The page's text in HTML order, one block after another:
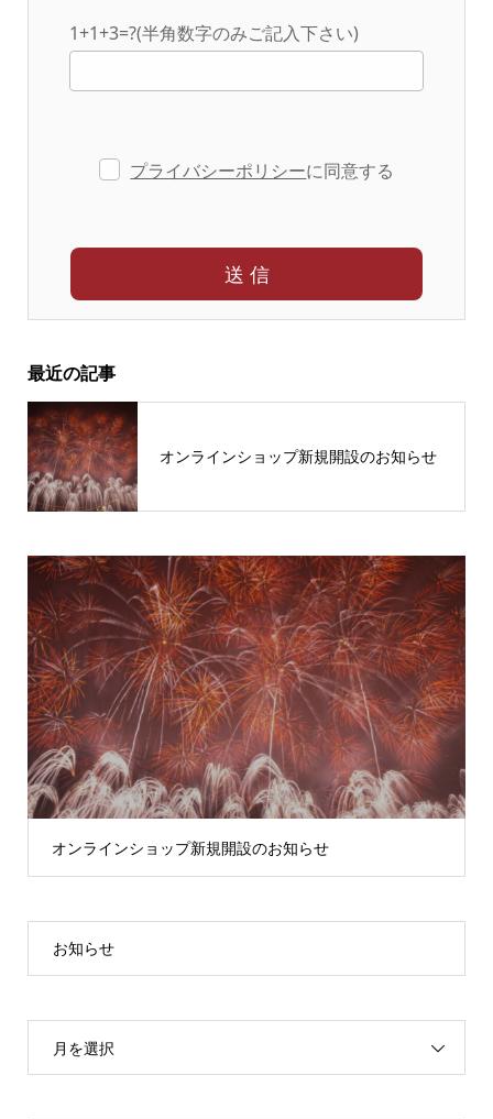
1+1+3=?(半角数字のみご記入下さい)
プライバシーポリシーに同意する
最近の記事
オンラインショップ新規開設のお知らせ
オンラインショップ新規開設のお知らせ
お知らせ
月を選択